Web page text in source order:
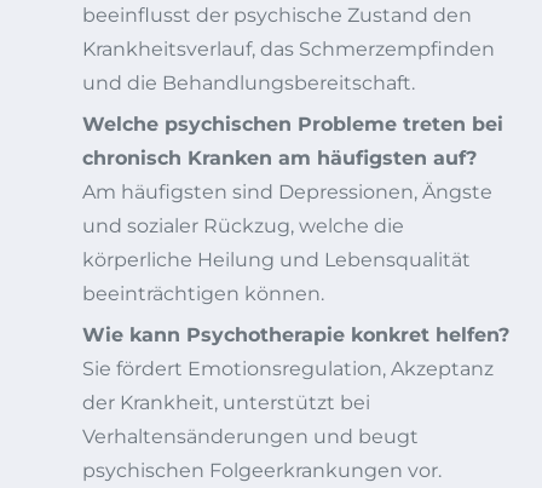
beeinflusst der psychische Zustand den
Krankheitsverlauf, das Schmerzempfinden
und die Behandlungsbereitschaft.
Welche psychischen Probleme treten bei
chronisch Kranken am häufigsten auf?
Am häufigsten sind Depressionen, Ängste
und sozialer Rückzug, welche die
körperliche Heilung und Lebensqualität
beeinträchtigen können.
Wie kann Psychotherapie konkret helfen?
Sie fördert Emotionsregulation, Akzeptanz
der Krankheit, unterstützt bei
Verhaltensänderungen und beugt
psychischen Folgeerkrankungen vor.